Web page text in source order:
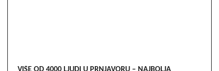
VIŠE OD 4000 LJUDI U PRNJAVORU – NAJBOLJA